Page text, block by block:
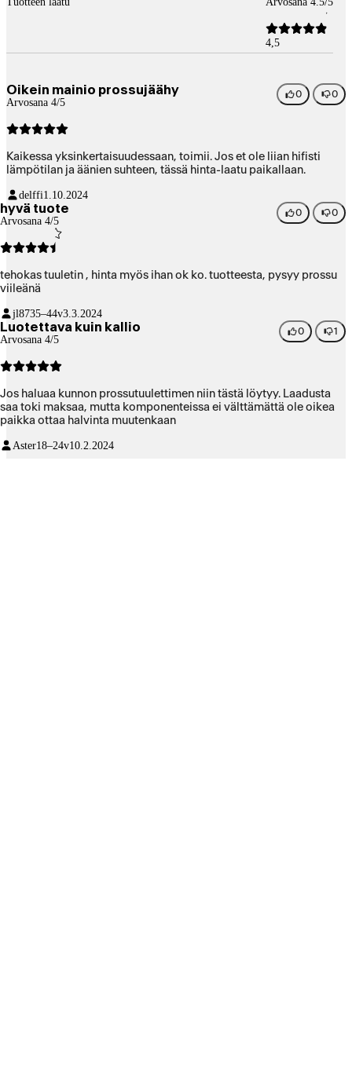
4,5
Oikein mainio prossujäähy
Arvosana 4/5
0 0
Kaikessa yksinkertaisuudessaan, toimii. Jos et ole liian hifisti
lämpötilan ja äänien suhteen, tässä hinta-laatu paikallaan.
delffi1.10.2024
hyvä tuote
Arvosana 4/5
0 0
tehokas tuuletin , hinta myös ihan ok ko. tuotteesta, pysyy prossu
viileänä
jl8735–44v3.3.2024
Luotettava kuin kallio
Arvosana 4/5
0 1
Jos haluaa kunnon prossutuulettimen niin tästä löytyy. Laadusta
saa toki maksaa, mutta komponenteissa ei välttämättä ole oikea
paikka ottaa halvinta muutenkaan
Aster18–24v10.2.2024